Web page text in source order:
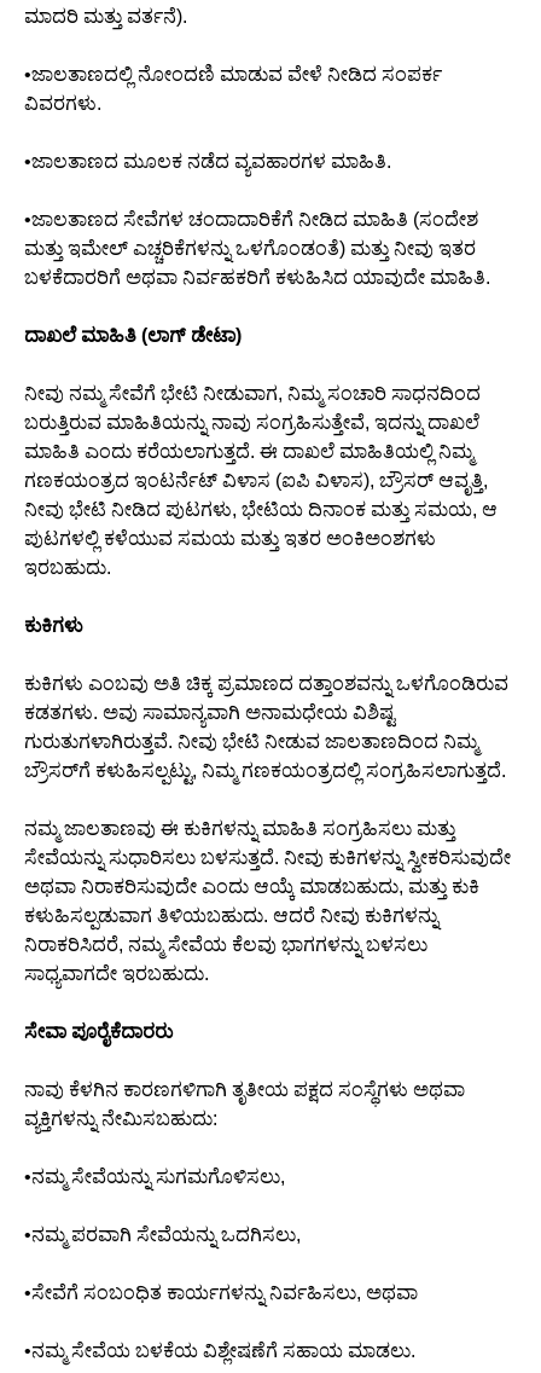
ಮಾದರಿ ಮತ್ತು ವರ್ತನೆ).
•ಜಾಲತಾಣದಲ್ಲಿ ನೋಂದಣಿ ಮಾಡುವ ವೇಳೆ ನೀಡಿದ ಸಂಪರ್ಕ
ವಿವರಗಳು.
•ಜಾಲತಾಣದ ಮೂಲಕ ನಡೆದ ವ್ಯವಹಾರಗಳ ಮಾಹಿತಿ.
•ಜಾಲತಾಣದ ಸೇವೆಗಳ ಚಂದಾದಾರಿಕೆಗೆ ನೀಡಿದ ಮಾಹಿತಿ (ಸಂದೇಶ
ಮತ್ತು ಇಮೇಲ್ ಎಚ್ಚರಿಕೆಗಳನ್ನು ಒಳಗೊಂಡಂತೆ) ಮತ್ತು ನೀವು ಇತರ
ಬಳಕೆದಾರರಿಗೆ ಅಥವಾ ನಿರ್ವಹಕರಿಗೆ ಕಳುಹಿಸಿದ ಯಾವುದೇ ಮಾಹಿತಿ.
ದಾಖಲೆ ಮಾಹಿತಿ (ಲಾಗ್ ಡೇಟಾ)
ನೀವು ನಮ್ಮ ಸೇವೆಗೆ ಭೇಟಿ ನೀಡುವಾಗ, ನಿಮ್ಮ ಸಂಚಾರಿ ಸಾಧನದಿಂದ
ಬರುತ್ತಿರುವ ಮಾಹಿತಿಯನ್ನು ನಾವು ಸಂಗ್ರಹಿಸುತ್ತೇವೆ, ಇದನ್ನು ದಾಖಲೆ
ಮಾಹಿತಿ ಎಂದು ಕರೆಯಲಾಗುತ್ತದೆ. ಈ ದಾಖಲೆ ಮಾಹಿತಿಯಲ್ಲಿ ನಿಮ್ಮ
ಗಣಕಯಂತ್ರದ ಇಂಟರ್ನೆಟ್ ವಿಳಾಸ (ಐಪಿ ವಿಳಾಸ), ಬ್ರೌಸರ್ ಆವೃತ್ತಿ,
ನೀವು ಭೇಟಿ ನೀಡಿದ ಪುಟಗಳು, ಭೇಟಿಯ ದಿನಾಂಕ ಮತ್ತು ಸಮಯ, ಆ
ಪುಟಗಳಲ್ಲಿ ಕಳೆಯುವ ಸಮಯ ಮತ್ತು ಇತರ ಅಂಕಿಅಂಶಗಳು
ಇರಬಹುದು.
ಕುಕಿಗಳು
ಕುಕಿಗಳು ಎಂಬವು ಅತಿ ಚಿಕ್ಕ ಪ್ರಮಾಣದ ದತ್ತಾಂಶವನ್ನು ಒಳಗೊಂಡಿರುವ
ಕಡತಗಳು. ಅವು ಸಾಮಾನ್ಯವಾಗಿ ಅನಾಮಧೇಯ ವಿಶಿಷ್ಟ
ಗುರುತುಗಳಾಗಿರುತ್ತವೆ. ನೀವು ಭೇಟಿ ನೀಡುವ ಜಾಲತಾಣದಿಂದ ನಿಮ್ಮ
ಬ್ರೌಸರ್‌ಗೆ ಕಳುಹಿಸಲ್ಪಟ್ಟು, ನಿಮ್ಮ ಗಣಕಯಂತ್ರದಲ್ಲಿ ಸಂಗ್ರಹಿಸಲಾಗುತ್ತದೆ.
ನಮ್ಮ ಜಾಲತಾಣವು ಈ ಕುಕಿಗಳನ್ನು ಮಾಹಿತಿ ಸಂಗ್ರಹಿಸಲು ಮತ್ತು
ಸೇವೆಯನ್ನು ಸುಧಾರಿಸಲು ಬಳಸುತ್ತದೆ. ನೀವು ಕುಕಿಗಳನ್ನು ಸ್ವೀಕರಿಸುವುದೇ
ಅಥವಾ ನಿರಾಕರಿಸುವುದೇ ಎಂದು ಆಯ್ಕೆ ಮಾಡಬಹುದು, ಮತ್ತು ಕುಕಿ
ಕಳುಹಿಸಲ್ಪಡುವಾಗ ತಿಳಿಯಬಹುದು. ಆದರೆ ನೀವು ಕುಕಿಗಳನ್ನು
ನಿರಾಕರಿಸಿದರೆ, ನಮ್ಮ ಸೇವೆಯ ಕೆಲವು ಭಾಗಗಳನ್ನು ಬಳಸಲು
ಸಾಧ್ಯವಾಗದೇ ಇರಬಹುದು.
ಸೇವಾ ಪೂರೈಕೆದಾರರು
ನಾವು ಕೆಳಗಿನ ಕಾರಣಗಳಿಗಾಗಿ ತೃತೀಯ ಪಕ್ಷದ ಸಂಸ್ಥೆಗಳು ಅಥವಾ
ವ್ಯಕ್ತಿಗಳನ್ನು ನೇಮಿಸಬಹುದು:
•ನಮ್ಮ ಸೇವೆಯನ್ನು ಸುಗಮಗೊಳಿಸಲು,
•ನಮ್ಮ ಪರವಾಗಿ ಸೇವೆಯನ್ನು ಒದಗಿಸಲು,
•ಸೇವೆಗೆ ಸಂಬಂಧಿತ ಕಾರ್ಯಗಳನ್ನು ನಿರ್ವಹಿಸಲು, ಅಥವಾ
•ನಮ್ಮ ಸೇವೆಯ ಬಳಕೆಯ ವಿಶ್ಲೇಷಣೆಗೆ ಸಹಾಯ ಮಾಡಲು.